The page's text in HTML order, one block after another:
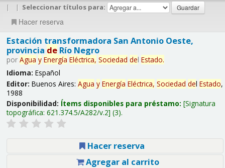
| | Seleccionar títulos para:
Hacer reserva
Estación transformadora San Antonio Oeste,
provincia deRío Negro
por Agua y Energía Eléctrica, Sociedad del Estado.
Idioma: Español
Editor: Buenos Aires: Agua y Energía Eléctrica, Sociedad del Estado,
1988
Disponibilidad: Ítems disponibles para préstamo: Signatura
topográfica: 621.374.5/A282/v.2 (3).
Hacer reserva
Agregar al carrito